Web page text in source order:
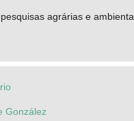
agrárias e
González